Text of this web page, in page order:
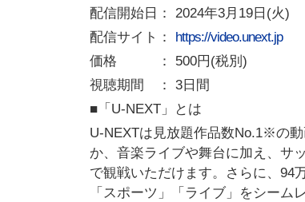
配信開始日： 2024年3月19日(火)
配信サイト：
https://video.unext.jp
価格 ： 500円(税別)
視聴期間 ： 3日間
■「U-NEXT」とは
U-NEXTは見放題作品数No.1※の
か、音楽ライブや舞台に加え、サ
で観戦いただけます。さらに、94
「スポーツ」「ライブ」をシーム